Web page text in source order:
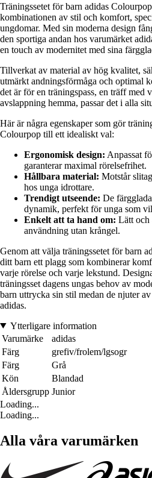
Träningssetet för barn adidas
kombinationen av stil och komfort,
ungdomar. Med sin moderna design
den sportiga andan hos varumärket
en touch av modernitet med sina
Tillverkat av material av hög kvalitet,
utmärkt andningsförmåga och optimal
det är för en träningspass, en träff med
avslappning hemma, passar det i alla
Här är några egenskaper som gör
Colourpop till ett idealiskt val:
Ergonomisk design: Anpassat
garanterar maximal rörelsefrihet.
Hållbara material: Motstår
hos unga idrottare.
Trendigt utseende: De
dynamik, perfekt för unga som
Enkelt att ta hand om: Lätt och
användning utan krångel.
Genom att välja träningssetet för barn
ditt barn ett plagg som kombinerar
varje rörelse och varje lekstund.
träningsset dagens ungas behov av
barn uttrycka sin stil medan de njuter
adidas.
Ytterligare information
Varumärke
adidas
Färg
grefiv/frolem/lgsogr
Färg
Grå
Kön
Blandad
Åldersgrupp Junior
Loading...
Loading...
Alla våra varumärken